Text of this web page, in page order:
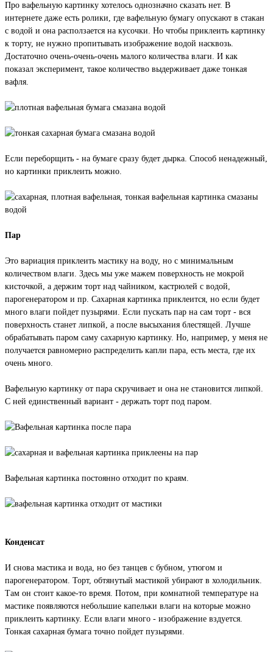
Про вафельную картинку хотелось однозначно сказать нет. В
интернете даже есть ролики, где вафельную бумагу опускают в стакан
с водой и она расползается на кусочки. Но чтобы приклеить картинку
к торту, не нужно пропитывать изображение водой насквозь.
Достаточно очень-очень-очень малого количества влаги. И как
показал эксперимент, такое количество выдерживает даже тонкая
вафля.
Если переборщить - на бумаге сразу будет дырка. Способ ненадежный,
но картинки приклеить можно.
Пар
Это вариация приклеить мастику на воду, но с минимальным
количеством влаги. Здесь мы уже мажем поверхность не мокрой
кисточкой, а держим торт над чайником, кастрюлей с водой,
парогенератором и пр. Сахарная картинка приклеится, но если будет
много влаги пойдет пузырями. Если пускать пар на сам торт - вся
поверхность станет липкой, а после высыхания блестящей. Лучше
обрабатывать паром саму сахарную картинку. Но, например, у меня не
получается равномерно распределить капли пара, есть места, где их
очень много.
Вафельную картинку от пара скручивает и она не становится липкой.
С ней единственный вариант - держать торт под паром.
Вафельная картинка постоянно отходит по краям.
Конденсат
И снова мастика и вода, но без танцев с бубном, утюгом и
парогенератором. Торт, обтянутый мастикой убирают в холодильник.
Там он стоит какое-то время. Потом, при комнатной температуре на
мастике появляются небольшие капельки влаги на которые можно
приклеить картинку. Если влаги много - изображение вздуется.
Тонкая сахарная бумага точно пойдет пузырями.